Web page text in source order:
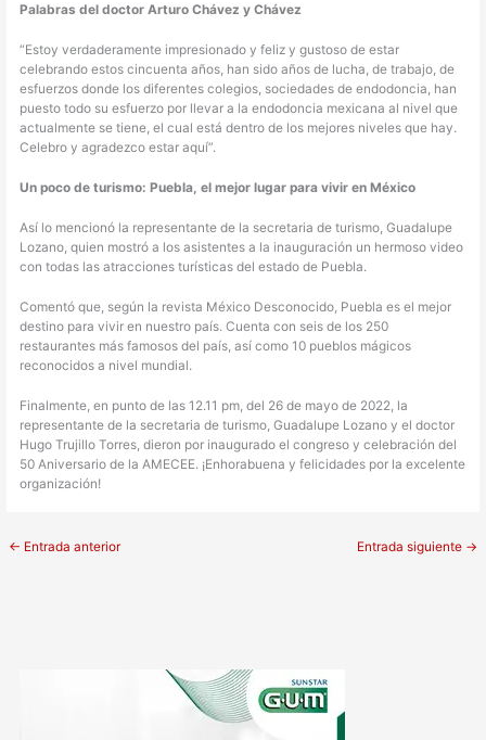
Palabras del doctor Arturo Chávez y Chávez
“Estoy verdaderamente impresionado y feliz y gustoso de estar
celebrando estos cincuenta años, han sido años de lucha, de trabajo, de
esfuerzos donde los diferentes colegios, sociedades de endodoncia, han
puesto todo su esfuerzo por llevar a la endodoncia mexicana al nivel que
actualmente se tiene, el cual está dentro de los mejores niveles que hay.
Celebro y agradezco estar aquí”.
Un poco de turismo: Puebla, el mejor lugar para vivir en México
Así lo mencionó la representante de la secretaria de turismo, Guadalupe
Lozano, quien mostró a los asistentes a la inauguración un hermoso video
con todas las atracciones turísticas del estado de Puebla.
Comentó que, según la revista México Desconocido, Puebla es el mejor
destino para vivir en nuestro país. Cuenta con seis de los 250
restaurantes más famosos del país, así como 10 pueblos mágicos
reconocidos a nivel mundial.
Finalmente, en punto de las 12.11 pm, del 26 de mayo de 2022, la
representante de la secretaria de turismo, Guadalupe Lozano y el doctor
Hugo Trujillo Torres, dieron por inaugurado el congreso y celebración del
50 Aniversario de la AMECEE. ¡Enhorabuena y felicidades por la excelente
organización!
← Entrada anterior Entrada siguiente →